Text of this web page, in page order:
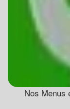
Nos Menus